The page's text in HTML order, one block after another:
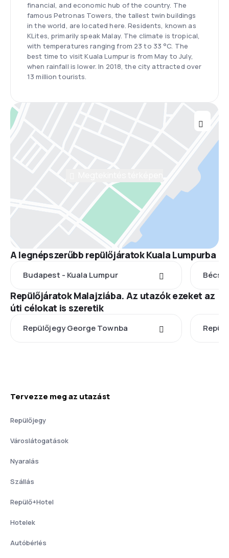
financial, and economic hub of the country. The
famous Petronas Towers, the tallest twin buildings
in the world, are located here. Residents, known as
KLites, primarily speak Malay. The climate is tropical,
with temperatures ranging from 23 to 33 °C. The
best time to visit Kuala Lumpur is from May to July,
when rainfall is lower. In 2018, the city attracted over
13 million tourists.
A legnépszerűbb repülőjáratok Kuala Lumpurba
Budapest - Kuala Lumpur Bécs -
Repülőjáratok Malajziába. Az utazók ezeket az
úti célokat is szeretik
Repülőjegy George Townba
Tervezze meg az utazást
Repülőjegy
Városlátogatások
Nyaralás
Szállás
Repülő+Hotel
Hotelek
Autóbérlés